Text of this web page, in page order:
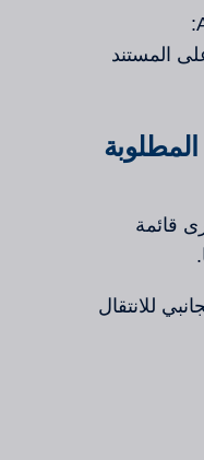
المستند
قائمة
للانتقال